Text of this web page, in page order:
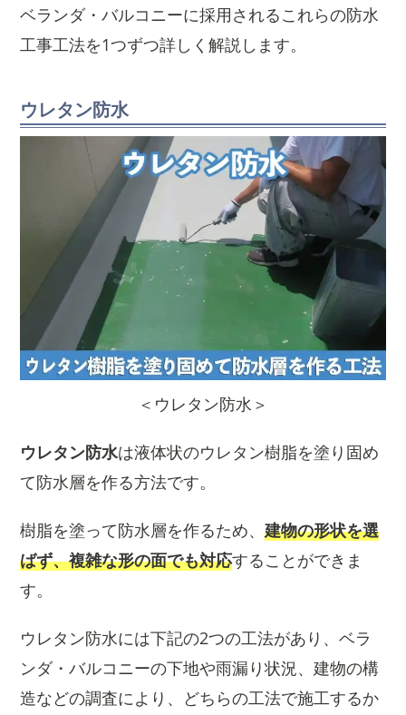
ベランダ・バルコニーに採用されるこれらの防水
工事工法を1つずつ詳しく解説します。
ウレタン防水
＜ウレタン防水＞
ウレタン防水は液体状のウレタン樹脂を塗り固め
て防水層を作る方法です。
樹脂を塗って防水層を作るため、 建物の形状を選
ばず、複雑な形の面でも対応することができま
す。
ウレタン防水には下記の2つの工法があり、ベラ
ンダ・バルコニーの下地や雨漏り状況、建物の構
造などの調査により、どちらの工法で施工するか